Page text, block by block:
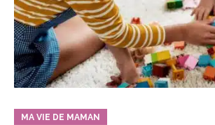
MA VIE DE MAMAN